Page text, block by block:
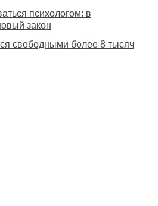
психологом: в
закон
свободными более 8 тысяч